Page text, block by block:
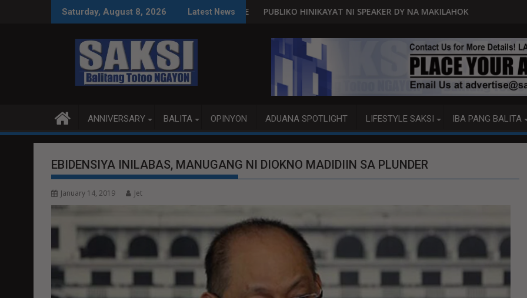
Saturday, August 8, 2026 Latest News
SA WPS O MAGBITIWNA SUSPENDIHIN IMPLEMENTASYON NG RPVARAPUBLIKO HINIKAYAT NI SPEAKER DY NA MAKILAHOK SA PAGBUO NG MGA BATAS
MALACAÑANG PINAAARAL NA
ANNIVERSARY BALITA OPINYON ADUANA SPOTLIGHT LIFESTYLE SAKSI IBA PANG BALITA
EBIDENSIYA INILABAS, MANUGANG NI DIOKNO MADIDIIN SA PLUNDER
January 14, 2019 Jet